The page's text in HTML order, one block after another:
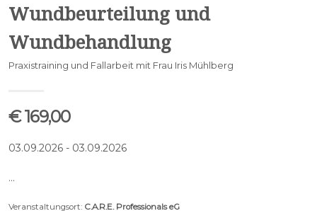
Wundbeurteilung und
Wundbehandlung
Praxistraining und Fallarbeit mit Frau Iris Mühlberg
€ 169,00
03.09.2026 - 03.09.2026
…
Veranstaltungsort: C.A.R.E. Professionals eG